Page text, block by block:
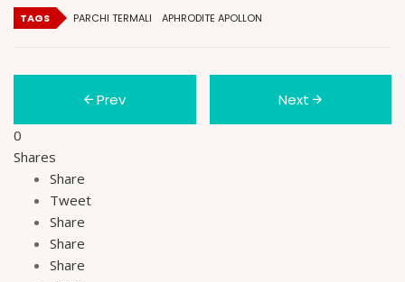
TAGS PARCHI TERMALI APHRODITE APOLLON
Prev Next
0
Shares
Share
Tweet
Share
Share
Share